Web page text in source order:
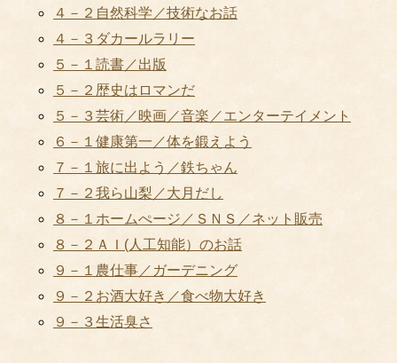
４－２自然科学／技術なお話
４－３ダカールラリー
５－１読書／出版
５－２歴史はロマンだ
５－３芸術／映画／音楽／エンターテイメント
６－１健康第一／体を鍛えよう
７－１旅に出よう／鉄ちゃん
７－２我ら山梨／大月だし
８－１ホームぺージ／ＳＮＳ／ネット販売
８－２ＡＩ(人工知能）のお話
９－１農仕事／ガーデニング
９－２お酒大好き／食べ物大好き
９－３生活臭さ